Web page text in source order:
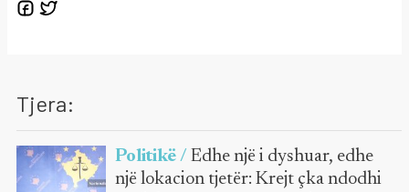
Tjera:
Politikë / Edhe një i dyshuar, edhe
një lokacion tjetër: Krejt çka ndodhi